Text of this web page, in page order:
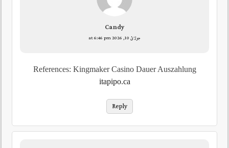
Candy
جولائ 10, 2026 at 6:46 pm
References: Kingmaker Casino Dauer Auszahlung
itapipo.ca
Reply